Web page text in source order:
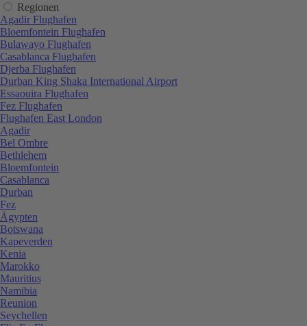
Regionen
Agadir Flughafen
Bloemfontein Flughafen
Bulawayo Flughafen
Casablanca Flughafen
Djerba Flughafen
Durban King Shaka International Airport
Essaouira Flughafen
Fez Flughafen
Flughafen East London
Agadir
Bel Ombre
Bethlehem
Bloemfontein
Casablanca
Durban
Fez
Ägypten
Botswana
Kapeverden
Kenia
Marokko
Mauritius
Namibia
Reunion
Seychellen